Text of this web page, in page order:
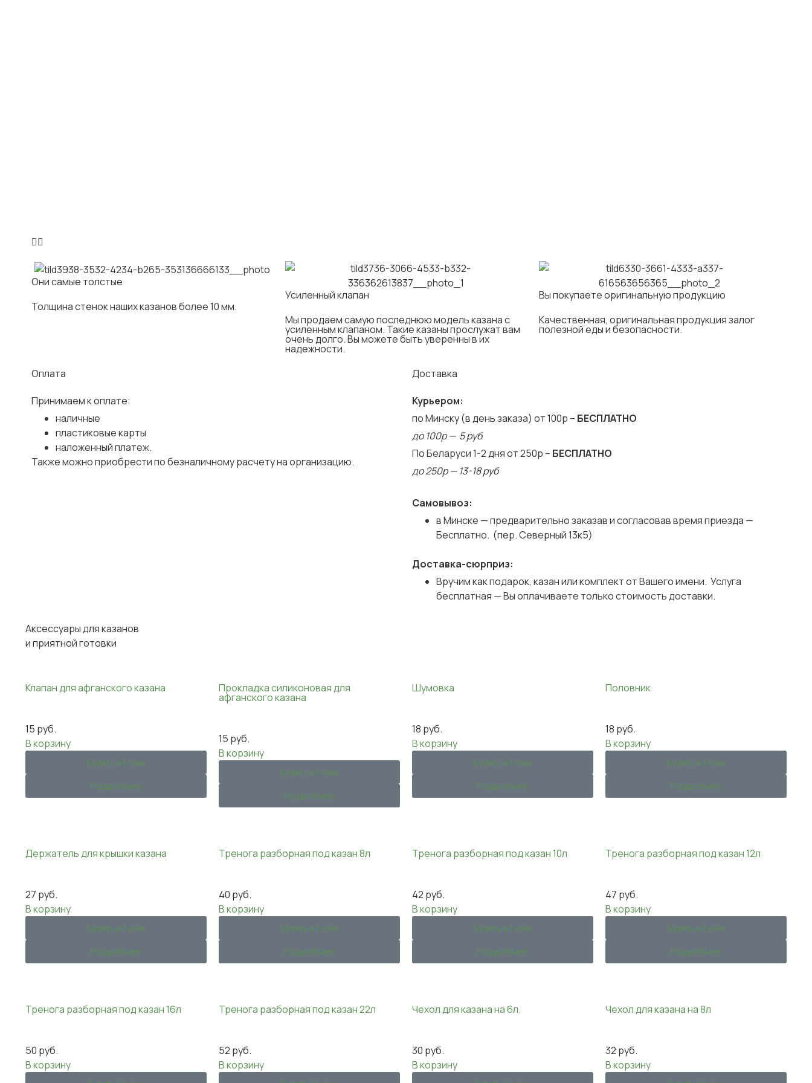
Они самые толстые
Толщина стенок наших казанов более 10 мм.
Усиленный клапан
Мы продаем самую последнюю модель казана с
усиленным клапаном. Такие казаны прослужат вам
очень долго. Вы можете быть уверенны в их
надежности.
Вы покупаете оригинальную продукцию
Качественная, оригинальная продукция залог
полезной еды и безопасности.
Оплата
Принимаем к оплате:
наличные
пластиковые карты
наложенный платеж.
Также можно приобрести по безналичному расчету на организацию.
Доставка
Курьером:
по Минску (в день заказа) от 100р – БЕСПЛАТНО
до 100р — 5 руб
По Беларуси 1-2 дня от 250р – БЕСПЛАТНО
до 250р — 13-18 руб
Самовывоз:
в Минске — предварительно заказав и согласовав время приезда —
Бесплатно. (пер. Северный 13к5)
Доставка-сюрприз:
Вручим как подарок, казан или комплект от Вашего имени. Услуга
бесплатная — Вы оплачиваете только стоимость доставки.
Аксессуары для казанов
и приятной готовки
Клапан для афганского казана
15 руб.
В корзину
Купить в 1 клик
Подробнее
Прокладка силиконовая для
афганского казана
15 руб.
В корзину
Купить в 1 клик
Подробнее
Шумовка
18 руб.
В корзину
Купить в 1 клик
Подробнее
Половник
18 руб.
В корзину
Купить в 1 клик
Подробнее
Держатель для крышки казана
27 руб.
В корзину
Купить в 1 клик
Подробнее
Тренога разборная под казан 8л
40 руб.
В корзину
Купить в 1 клик
Подробнее
Тренога разборная под казан 10л
42 руб.
В корзину
Купить в 1 клик
Подробнее
Тренога разборная под казан 12л
47 руб.
В корзину
Купить в 1 клик
Подробнее
Тренога разборная под казан 16л
50 руб.
В корзину
Тренога разборная под казан 22л
52 руб.
В корзину
Чехол для казана на 6л.
30 руб.
В корзину
Чехол для казана на 8л
32 руб.
В корзину